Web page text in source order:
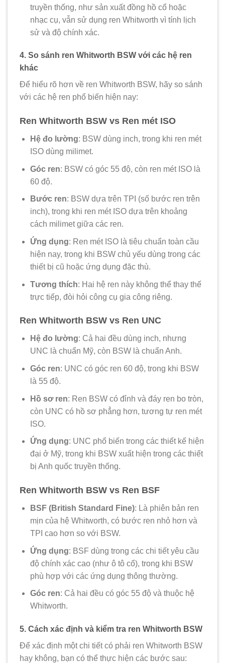
truyền thống, như sản xuất đồng hồ cổ hoặc
nhạc cụ, vẫn sử dụng ren Whitworth vì tính lịch
sử và độ chính xác.
4. So sánh ren Whitworth BSW với các hệ ren
khác
Để hiểu rõ hơn về ren Whitworth BSW, hãy so sánh
với các hệ ren phổ biến hiện nay:
Ren Whitworth BSW vs Ren mét ISO
Hệ đo lường: BSW dùng inch, trong khi ren mét
ISO dùng milimet.
Góc ren: BSW có góc 55 độ, còn ren mét ISO là
60 độ.
Bước ren: BSW dựa trên TPI (số bước ren trên
inch), trong khi ren mét ISO dựa trên khoảng
cách milimet giữa các ren.
Ứng dụng: Ren mét ISO là tiêu chuẩn toàn cầu
hiện nay, trong khi BSW chủ yếu dùng trong các
thiết bị cũ hoặc ứng dụng đặc thù.
Tương thích: Hai hệ ren này không thể thay thế
trực tiếp, đòi hỏi công cụ gia công riêng.
Ren Whitworth BSW vs Ren UNC
Hệ đo lường: Cả hai đều dùng inch, nhưng
UNC là chuẩn Mỹ, còn BSW là chuẩn Anh.
Góc ren: UNC có góc ren 60 độ, trong khi BSW
là 55 độ.
Hồ sơ ren: Ren BSW có đỉnh và đáy ren bo tròn,
còn UNC có hồ sơ phẳng hơn, tương tự ren mét
ISO.
Ứng dụng: UNC phổ biến trong các thiết kế hiện
đại ở Mỹ, trong khi BSW xuất hiện trong các thiết
bị Anh quốc truyền thống.
Ren Whitworth BSW vs Ren BSF
BSF (British Standard Fine): Là phiên bản ren
mịn của hệ Whitworth, có bước ren nhỏ hơn và
TPI cao hơn so với BSW.
Ứng dụng: BSF dùng trong các chi tiết yêu cầu
độ chính xác cao (như ô tô cổ), trong khi BSW
phù hợp với các ứng dụng thông thường.
Góc ren: Cả hai đều có góc 55 độ và thuộc hệ
Whitworth.
5. Cách xác định và kiểm tra ren Whitworth BSW
Để xác định một chi tiết có phải ren Whitworth BSW
hay không, bạn có thể thực hiện các bước sau: